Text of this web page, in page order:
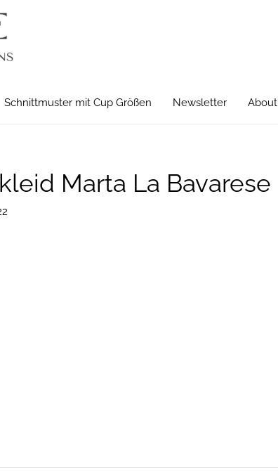
Schnittmuster mit Cup Größen Newsletter About
Marta La Bavarese